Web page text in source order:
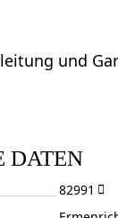
und
DATEN
82991